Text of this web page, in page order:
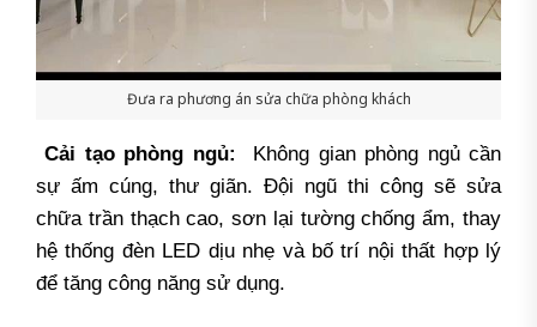
Đưa ra phương án sửa chữa phòng khách
Cải tạo phòng ngủ: Không gian phòng ngủ cần
sự ấm cúng, thư giãn. Đội ngũ thi công sẽ sửa
chữa trần thạch cao, sơn lại tường chống ẩm, thay
hệ thống đèn LED dịu nhẹ và bố trí nội thất hợp lý
để tăng công năng sử dụng.